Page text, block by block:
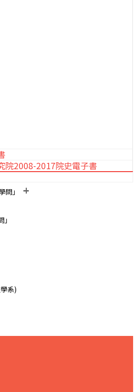
院2008-2017院史電子書
+
系)